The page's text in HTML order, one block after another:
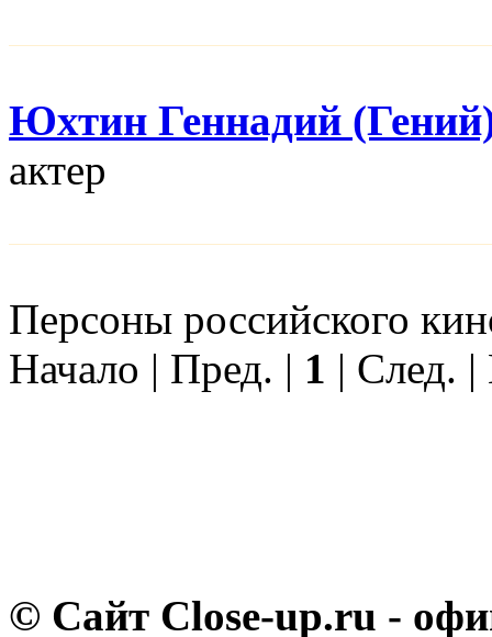
Юхтин Геннадий
актер
Персоны российского
Начало | Пред. | 1 | След.
© Сайт Close-up.ru -